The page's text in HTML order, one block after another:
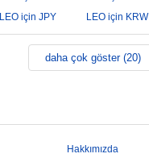
LEO için JPY
LEO için KRW
daha çok göster (20)
Hakkımızda